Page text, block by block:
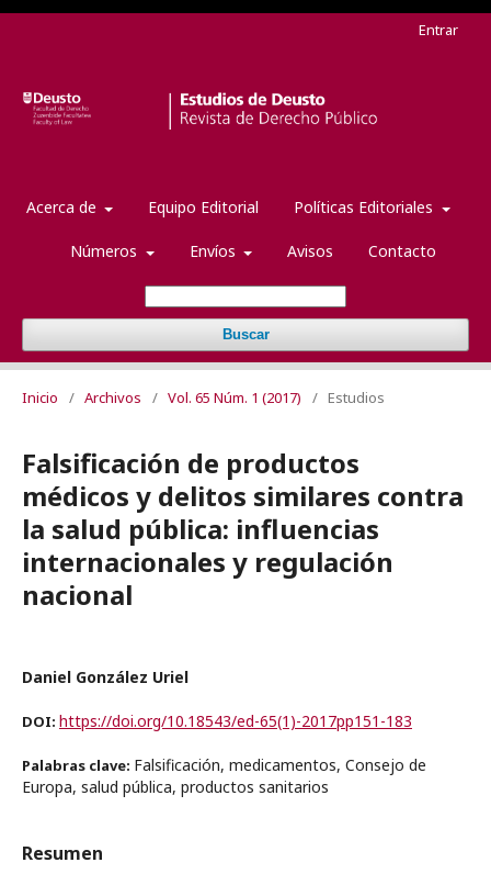
Acerca de Equipo Editorial Políticas Editoriales
Números Envíos Avisos Contacto
Buscar
Entrar
Inicio / Archivos / Vol. 65 Núm. 1 (2017) / Estudios
Falsificación de productos
médicos y delitos similares contra
la salud pública: influencias
internacionales y regulación
nacional
Daniel González Uriel
DOI: https://doi.org/10.18543/ed-65(1)-2017pp151-183
Palabras clave: Falsificación, medicamentos, Consejo de
Europa, salud pública, productos sanitarios
Resumen